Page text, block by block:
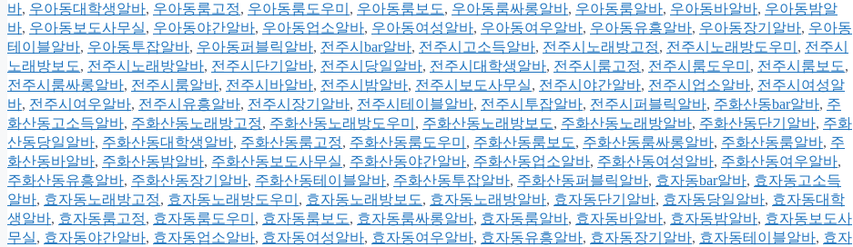
바, 우아동대학생알바, 우아동룸고정, 우아동룸도우미 , 우아동룸보도, 우아동룸싸롱알바, 우아동룸알바, 우아동바알바, 우아동밤알
바, 우아동보도사무실, 우아동야간알바, 우아동업소알바, 우아동여성알바, 우아동여우알바, 우아동유흥알바, 우아동장기알바, 우아동
테이블알바, 우아동투잡알바, 우아동퍼블릭알바, 전주시bar알바, 전주시고소득알바, 전주시노래방고정, 전주시노래방도우미 , 전주시
노래방보도, 전주시노래방알바, 전주시단기알바, 전주시당일알바, 전주시대학생알바, 전주시룸고정, 전주시룸도우미 , 전주시룸보도,
전주시룸싸롱알바, 전주시룸알바, 전주시바알바, 전주시밤알바, 전주시보도사무실, 전주시야간알바, 전주시업소알바, 전주시여성알
바, 전주시여우알바, 전주시유흥알바, 전주시장기알바, 전주시테이블알바, 전주시투잡알바, 전주시퍼블릭알바, 주화산동bar알바, 주
화산동고소득알바, 주화산동노래방고정, 주화산동노래방도우미 , 주화산동노래방보도, 주화산동노래방알바, 주화산동단기알바, 주화
산동당일알바, 주화산동대학생알바, 주화산동룸고정, 주화산동룸도우미 , 주화산동룸보도, 주화산동룸싸롱알바, 주화산동룸알바, 주
화산동바알바, 주화산동밤알바, 주화산동보도사무실, 주화산동야간알바, 주화산동업소알바, 주화산동여성알바, 주화산동여우알바,
주화산동유흥알바, 주화산동장기알바, 주화산동테이블알바, 주화산동투잡알바, 주화산동퍼블릭알바, 효자동bar알바, 효자동고소득
알바, 효자동노래방고정, 효자동노래방도우미 , 효자동노래방보도, 효자동노래방알바, 효자동단기알바, 효자동당일알바, 효자동대학
생알바, 효자동룸고정, 효자동룸도우미 , 효자동룸보도, 효자동룸싸롱알바, 효자동룸알바, 효자동바알바, 효자동밤알바, 효자동보도사
무실, 효자동야간알바, 효자동업소알바, 효자동여성알바, 효자동여우알바, 효자동유흥알바, 효자동장기알바, 효자동테이블알바, 효자